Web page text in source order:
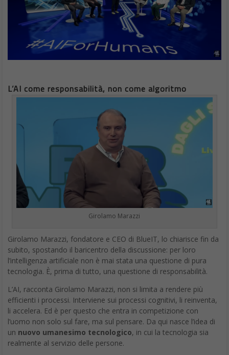
L’AI come responsabilità, non come algoritmo
Girolamo Marazzi
Girolamo Marazzi, fondatore e CEO di BlueIT, lo chiarisce fin da
subito, spostando il baricentro della discussione: per loro
l’intelligenza artificiale non è mai stata una questione di pura
tecnologia. È, prima di tutto, una questione di responsabilità.
L’AI, racconta Girolamo Marazzi, non si limita a rendere più
efficienti i processi. Interviene sui processi cognitivi, li reinventa,
li accelera. Ed è per questo che entra in competizione con
l’uomo non solo sul fare, ma sul pensare. Da qui nasce l’idea di
un nuovo umanesimo tecnologico, in cui la tecnologia sia
realmente al servizio delle persone.